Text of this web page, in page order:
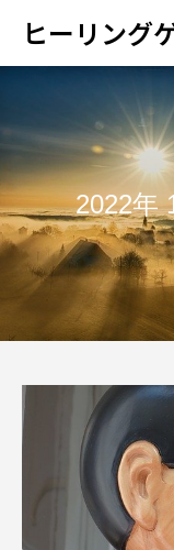
ヒーリング
2022年